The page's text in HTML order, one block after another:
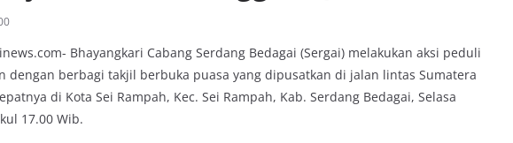
Bhayangkari Cabang Serdang Bedagai (Sergai) melakukan aksi peduli
dengan berbagi takjil berbuka puasa yang dipusatkan di jalan lintas Sumatera
di Kota Sei Rampah, Kec. Sei Rampah, Kab. Serdang Bedagai, Selasa
17.00 Wib.